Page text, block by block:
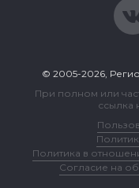
© 2005-2026,
При полном или
ссылка
Политика в
Согласие на